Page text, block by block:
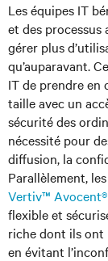
Les équipes IT
et des
gérer plus
qu’auparavant.
IT de prendre en
taille avec un
sécurité des
nécessité pour
diffusion, la
Parallèlement, les
Vertiv™
flexible et
riche dont ils
en évitant